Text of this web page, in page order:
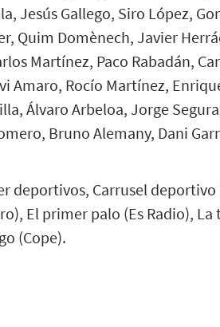
Jesús Gallego, Siro López,
Quim Domènech, Javier
Martínez, Paco Rabadán,
Amaro, Rocío Martínez,
Álvaro Arbeloa, Jorge
Bruno Alemany, Dani
deportivos, Carrusel deportivo
El primer palo (Es Radio), La
(Cope).